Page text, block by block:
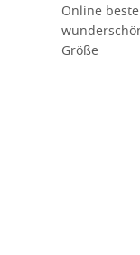
Online
Größe